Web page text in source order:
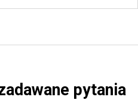
pytania